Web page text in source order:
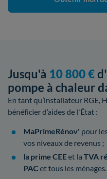
Jusqu'à 10 800 €
pompe à chaleur
En tant qu’installateur RGE,
bénéficier d’aides de l'État :
MaPrimeRénov' pour les
vos niveaux de revenus ;
la prime CEEet la TVA
PAC et tous les ménages.